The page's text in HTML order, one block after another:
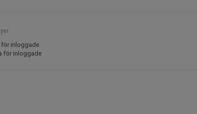
för inloggade
för inloggade